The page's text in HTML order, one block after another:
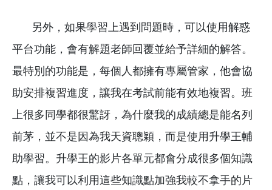
另外，如果學習上遇到問題時，可以使用解惑
平台功能，會有解題老師回覆並給予詳細的解答。
最特別的功能是，每個人都擁有專屬管家，他會協
助安排複習進度，讓我在考試前能有效地複習。班
上很多同學都很驚訝，為什麼我的成績總是能名列
前茅，並不是因為我天資聰穎，而是使用升學王輔
助學習。升學王的影片各單元都會分成很多個知識
點，讓我可以利用這些知識點加強我較不拿手的片